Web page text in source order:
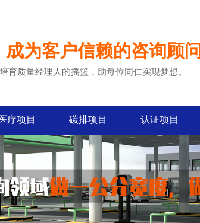
成为客户信赖的咨询顾问
育质量经理人的摇篮，助每位同仁实现梦想。
疗项目 碳排项目 认证项目